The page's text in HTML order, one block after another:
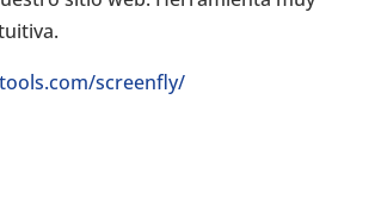
screenfly/